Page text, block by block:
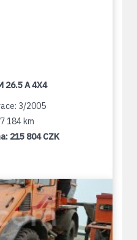
26.5 A 4X4
3/2005
184 km
215 804 CZK